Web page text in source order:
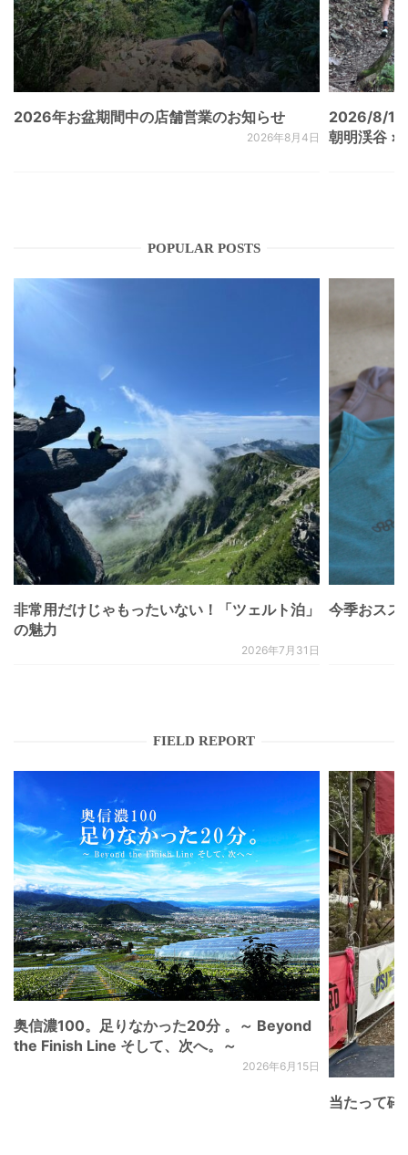
2026年お盆期間中の店舗営業のお知らせ
2026年8月4日
2026/8/
朝明渓谷 ×
POPULAR POSTS
非常用だけじゃもったいない！「ツェルト泊」
の魅力
2026年7月31日
今季おスス
FIELD REPORT
奥信濃100。足りなかった20分 。～ Beyond
the Finish Line そして、次へ。～
2026年6月15日
当たって砕